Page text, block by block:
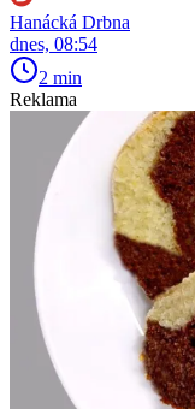
Hanácká Drbna
dnes, 08:54
2 min
Reklama